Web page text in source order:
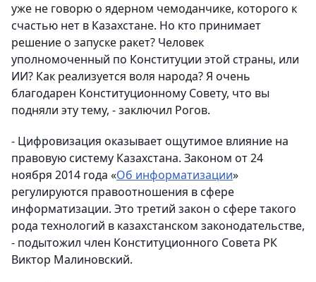
уже не говорю о ядерном чемоданчике, которого к
счастью нет в Казахстане. Но кто принимает
решение о запуске ракет? Человек
уполномоченный по Конституции этой страны, или
ИИ? Как реализуется воля народа? Я очень
благодарен Конституционному Совету, что вы
подняли эту тему, - заключил Рогов.
- Цифровизация оказывает ощутимое влияние на
правовую систему Казахстана. Законом от 24
ноября 2014 года «Об информатизации»
регулируются правоотношения в сфере
информатизации. Это третий закон о сфере такого
рода технологий в казахстанском законодательстве,
- подытожил член Конституционного Совета РК
Виктор Малиновский.